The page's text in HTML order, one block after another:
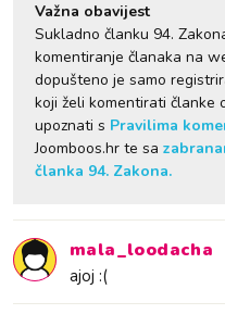
Važna obavijest
Sukladno članku 94.
komentiranje članaka na
dopušteno je samo
koji želi komentirati članke
upoznati s Pravilima
Joomboos.hr te sa
članka 94. Zakona.
mala_loodacha
ajoj :(